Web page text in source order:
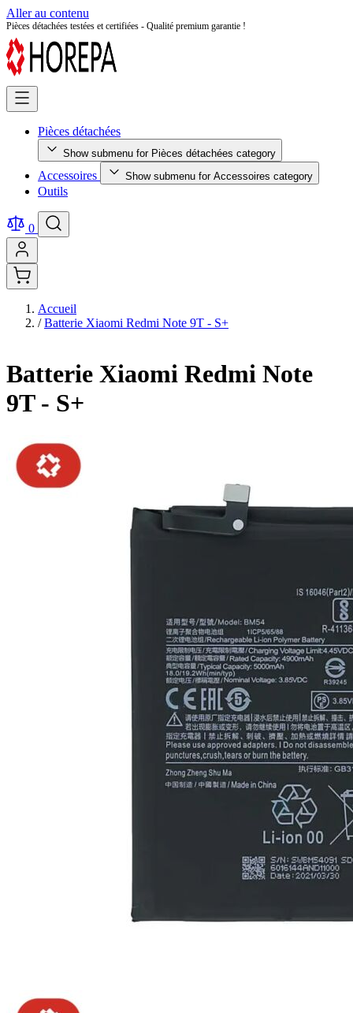
Aller au contenu
Retour facile sous 14 jours - Achetez en toute sérénité !
Pièces détachées
Show submenu for Pièces détachées category
Accessoires Show submenu for Accessoires category
Outils
0
Accueil
/ Batterie Xiaomi Redmi Note 9T - S+
Batterie Xiaomi Redmi Note
9T - S+